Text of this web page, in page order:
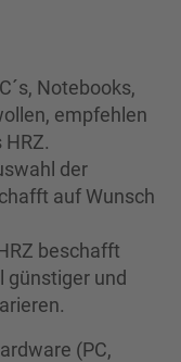
Notebooks,
empfehlen
der
auf Wunsch
beschafft
günstiger und
(PC,